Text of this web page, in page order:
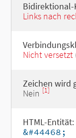
Bidirektional-
Links nach
Nicht versetzt
Zeichen wird
Nein [1]
HTML-Entität:
&#44468;